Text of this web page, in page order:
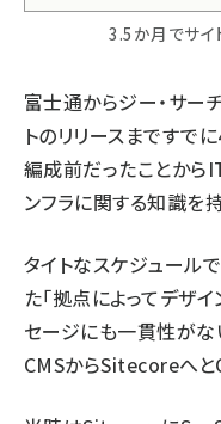
3.5か月でサイ
富士通からジー・サー
トのリリースまですで
編成前だったことから
ンフラに関する知識を
タイトなスケジュール
た「拠点によってデザ
セージにも一貫性がな
CMSからSitecoreへと